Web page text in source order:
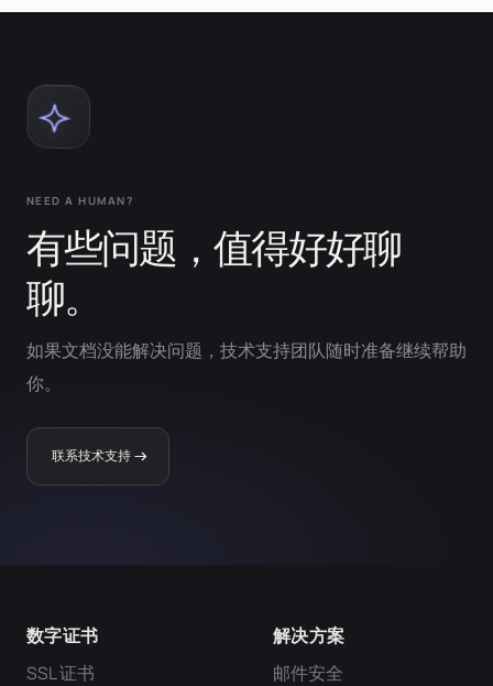
NEED A HUMAN?
有些问题，值得好好聊
聊。
如果文档没能解决问题，技术支持团队随时准备继续帮助
你。
联系技术支持
数字证书
SSL 证书
解决方案
邮件安全